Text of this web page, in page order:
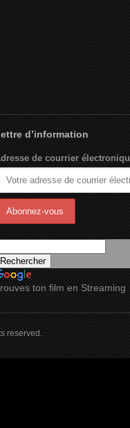
d’information
de courrier
ton film en Streaming
reserved.